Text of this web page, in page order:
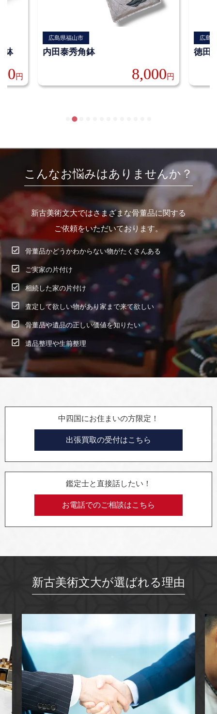
鉢
円
広島県福山市
内田泰秀角鉢
8,000円
広島
徳田
こんなお悩みはありませんか？
新古美術文大ではさまざまな骨董品に関する
ご依頼をいただいております。
骨董品かどうかわからない物がたくさんある
ご実家の片付け
相続した家の片付け
査定して欲しい物があり家まで来て欲しい
骨董品や遺品の正しい価値を知りたい
遺品整理や生前整理
中四国にお住まいの方限定！
出張買取の受付はこちら
鑑定士と直接話したい！
お電話でのご相談はこちら
新古美術文大が選ばれる理由